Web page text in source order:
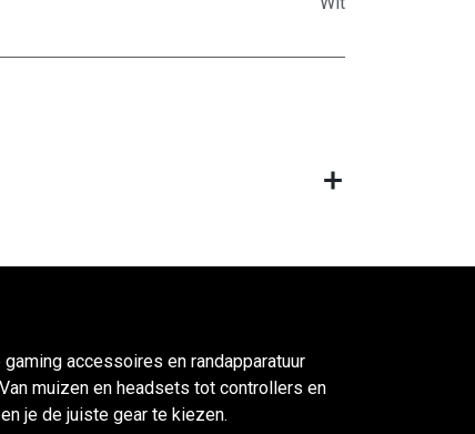
gaming accessoires en randapparatuur
muizen en headsets tot controllers en
je de juiste gear te kiezen.